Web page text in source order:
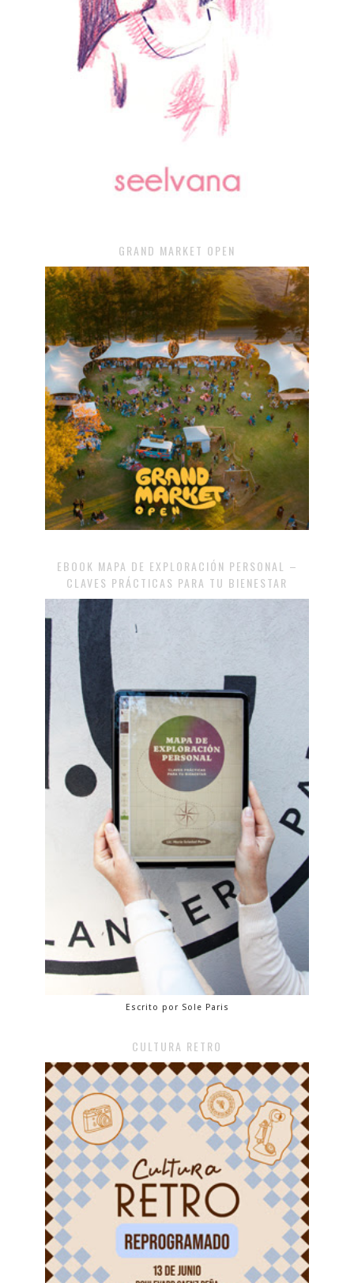
GRAND MARKET OPEN
EBOOK MAPA DE EXPLORACIÓN PERSONAL –
CLAVES PRÁCTICAS PARA TU BIENESTAR
Escrito por Sole Paris
CULTURA RETRO